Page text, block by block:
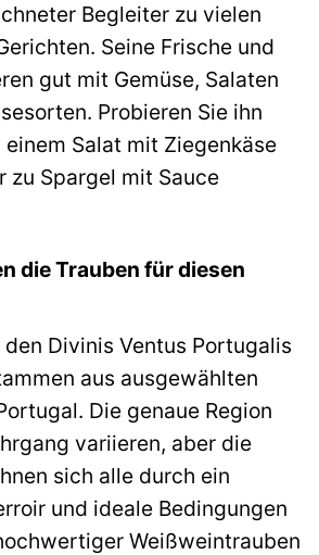
Begleiter zu vielen
Seine Frische und
gut mit Gemüse, Salaten
Probieren Sie ihn
einem Salat mit Ziegenkäse
zu Spargel mit Sauce
die Trauben für diesen
Divinis Ventus Portugalis
aus ausgewählten
Die genaue Region
variieren, aber die
sich alle durch ein
und ideale Bedingungen
Weißweintrauben